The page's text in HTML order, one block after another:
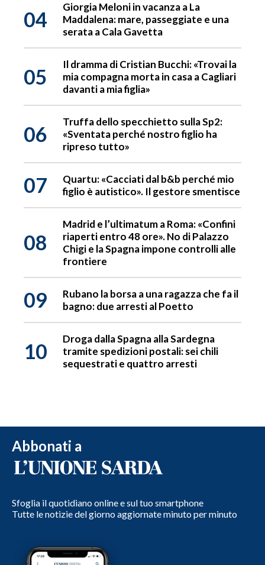
04
Giorgia Meloni in vacanza a La
Maddalena: mare, passeggiate e una
serata a Cala Gavetta
05
Il dramma di Cristian Bucchi: «Trovai la
mia compagna morta in casa a Cagliari
davanti a mia figlia»
06
Truffa dello specchietto sulla Sp2:
«Sventata perché nostro figlio ha
ripreso tutto»
07
Quartu: «Cacciati dal b&b perché mio
figlio è autistico». Il gestore smentisce
08
Madrid e l’ultimatum a Roma: «Confini
riaperti entro 48 ore». No di Palazzo
Chigi e la Spagna impone controlli alle
frontiere
09
Rubano la borsa a una ragazza che fa il
bagno: due arresti al Poetto
10
Droga dalla Spagna alla Sardegna
tramite spedizioni postali: sei chili
sequestrati e quattro arresti
Abbonati a
Sfoglia il quotidiano online e sul tuo smartphone
Tutte le notizie del giorno aggiornate minuto per minuto